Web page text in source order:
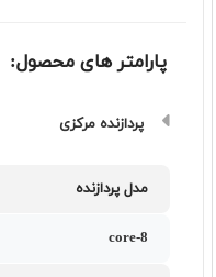
پارامتر های محصول:
پردازنده مرکزی
مدل پردازنده
8-core